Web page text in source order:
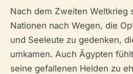
Nach dem Zweiten Weltkrieg
Nationen nach Wegen, die
und Seeleute zu gedenken,
umkamen. Auch Ägypten
seine gefallenen Helden zu